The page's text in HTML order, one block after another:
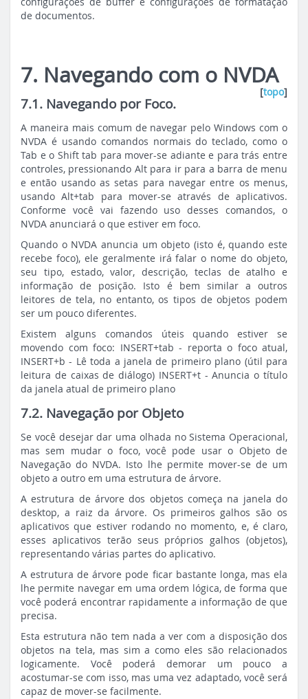
de documentos.
7. Navegando com o NVDA
[topo]
7.1. Navegando por Foco.
A maneira mais comum de navegar pelo Windows com o
NVDA é usando comandos normais do teclado, como o
Tab e o Shift tab para mover-se adiante e para trás entre
controles, pressionando Alt para ir para a barra de menu
e então usando as setas para navegar entre os menus,
usando Alt+tab para mover-se através de aplicativos.
Conforme você vai fazendo uso desses comandos, o
NVDA anunciará o que estiver em foco.
Quando o NVDA anuncia um objeto (isto é, quando este
recebe foco), ele geralmente irá falar o nome do objeto,
seu tipo, estado, valor, descrição, teclas de atalho e
informação de posição. Isto é bem similar a outros
leitores de tela, no entanto, os tipos de objetos podem
ser um pouco diferentes.
Existem alguns comandos úteis quando estiver se
movendo com foco: INSERT+tab - reporta o foco atual,
INSERT+b - Lê toda a janela de primeiro plano (útil para
leitura de caixas de diálogo) INSERT+t - Anuncia o título
da janela atual de primeiro plano
7.2. Navegação por Objeto
Se você desejar dar uma olhada no Sistema Operacional,
mas sem mudar o foco, você pode usar o Objeto de
Navegação do NVDA. Isto lhe permite mover-se de um
objeto a outro em uma estrutura de árvore.
A estrutura de árvore dos objetos começa na janela do
desktop, a raiz da árvore. Os primeiros galhos são os
aplicativos que estiver rodando no momento, e, é claro,
esses aplicativos terão seus próprios galhos (objetos),
representando várias partes do aplicativo.
A estrutura de árvore pode ficar bastante longa, mas ela
lhe permite navegar em uma ordem lógica, de forma que
você poderá encontrar rapidamente a informação de que
precisa.
Esta estrutura não tem nada a ver com a disposição dos
objetos na tela, mas sim a como eles são relacionados
logicamente. Você poderá demorar um pouco a
acostumar-se com isso, mas uma vez adaptado, você será
capaz de mover-se facilmente.